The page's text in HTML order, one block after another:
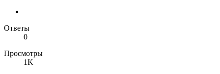
Ответы
0
Просмотры
1K